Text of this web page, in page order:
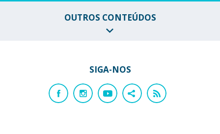
OUTROS CONTEÚDOS
SIGA-NOS